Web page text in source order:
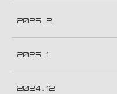
2025 . 2
2025 . 1
2024 . 12